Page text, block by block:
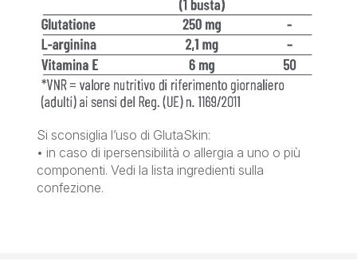
Si sconsiglia l’uso di GlutaSkin:
• in caso di ipersensibilità o allergia a uno o più
componenti. Vedi la lista ingredienti sulla
confezione.